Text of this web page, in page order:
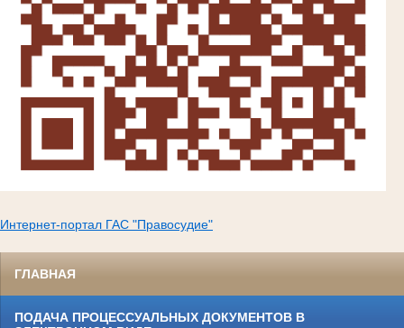
Интернет-портал ГАС "Правосудие"
ГЛАВНАЯ
ПОДАЧА ПРОЦЕССУАЛЬНЫХ ДОКУМЕНТОВ В